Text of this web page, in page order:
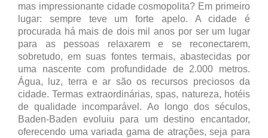
mas impressionante cidade cosmopolita? Em primeiro
lugar: sempre teve um forte apelo. A cidade é
procurada há mais de dois mil anos por ser um lugar
para as pessoas relaxarem e se reconectarem,
sobretudo, em suas fontes termais, abastecidas por
uma nascente com profundidade de 2.000 metros.
Água, luz, terra e ar são os recursos preciosos da
cidade. Termas extraordinárias, spas, natureza, hotéis
de qualidade incomparável. Ao longo dos séculos,
Baden-Baden evoluiu para um destino encantador,
oferecendo uma variada gama de atrações, seja para